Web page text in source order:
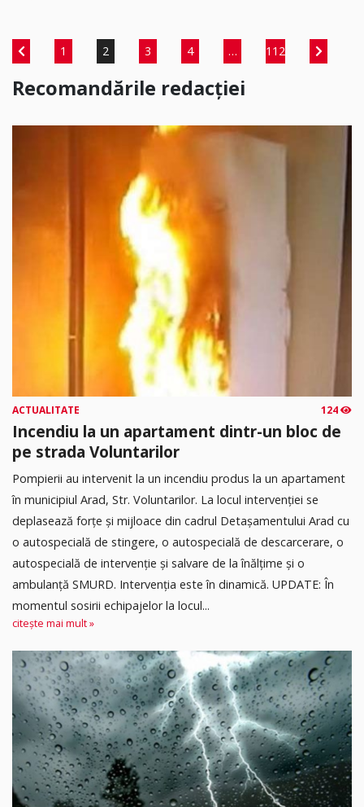
1 2 3 4 … 112
Recomandările redacției
ACTUALITATE 124
Incendiu la un apartament dintr-un bloc de
pe strada Voluntarilor
Pompierii au intervenit la un incendiu produs la un apartament
în municipiul Arad, Str. Voluntarilor. La locul intervenției se
deplasează forțe și mijloace din cadrul Detașamentului Arad cu
o autospecială de stingere, o autospecială de descarcerare, o
autospecială de intervenție și salvare de la înălțime și o
ambulanță SMURD. Intervenția este în dinamică. UPDATE: În
momentul sosirii echipajelor la locul...
citește mai mult »